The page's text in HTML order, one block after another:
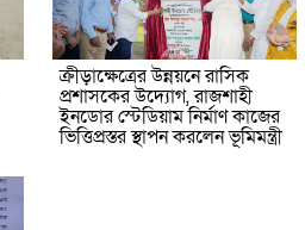
ক্রীড়াক্ষেত্রের উন্নয়নে রাসিক
প্রশাসকের উদ্যোগ, রাজশাহী
ইনডোর স্টেডিয়াম নির্মাণ কাজের
ভিত্তিপ্রস্তর স্থাপন করলেন ভূমিমন্ত্রী